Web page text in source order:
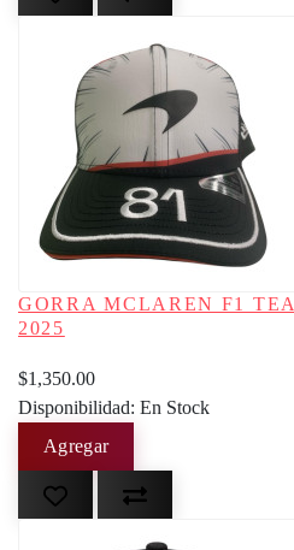
GORRA MCLAREN F1
2025
$1,350.00
Disponibilidad: En Stock